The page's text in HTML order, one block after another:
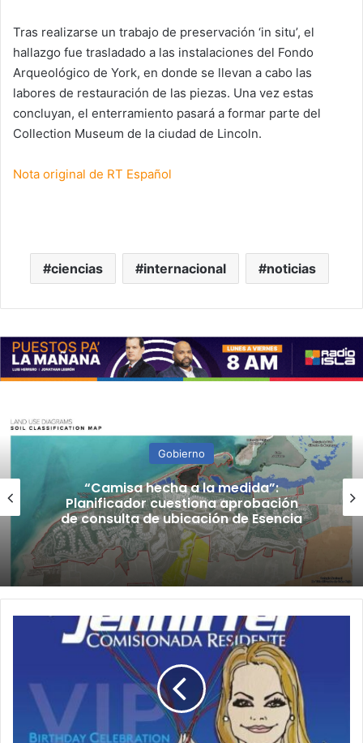
Tras realizarse un trabajo de preservación ‘in situ’, el
hallazgo fue trasladado a las instalaciones del Fondo
Arqueológico de York, en donde se llevan a cabo las
labores de restauración de las piezas. Una vez estas
concluyan, el enterramiento pasará a formar parte del
Collection Museum de la ciudad de Lincoln.
Nota original de RT Español
ciencias internacional noticias
Gobierno
“Camisa hecha a la medida”:
Planificador cuestiona aprobación
de consulta de ubicación de Esencia
cumpleaños